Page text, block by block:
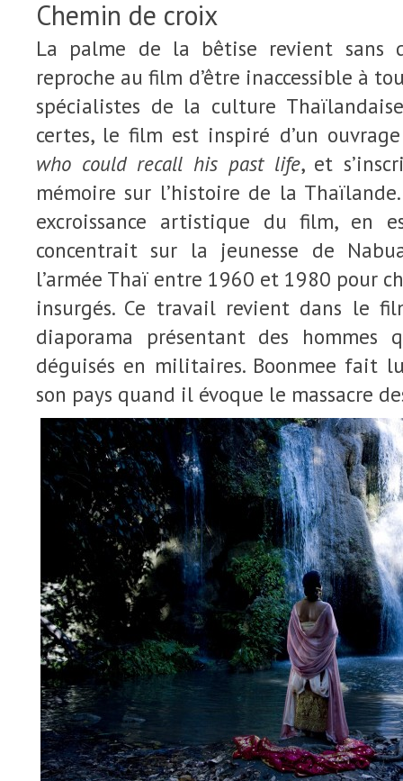
Chemin de croix
La palme de la bêtise revient
reproche au film d’être inaccessible à
spécialistes de la culture
certes, le film est inspiré d’un
who could recall his past life, et
mémoire sur l’histoire de la
excroissance artistique du film, en
concentrait sur la jeunesse de
l’armée Thaï entre 1960 et 1980 pour
insurgés. Ce travail revient dans le
diaporama présentant des hommes
déguisés en militaires. Boonmee fait
son pays quand il évoque le massacre